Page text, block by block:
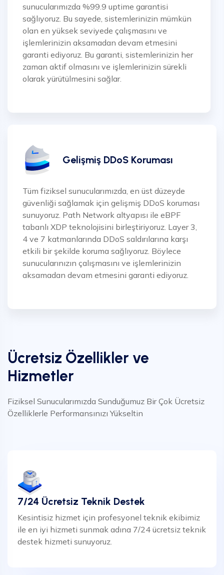
sunucularımızda %99.9 uptime garantisi
sağlıyoruz. Bu sayede, sistemlerinizin mümkün
olan en yüksek seviyede çalışmasını ve
işlemlerinizin aksamadan devam etmesini
garanti ediyoruz. Bu garanti, sistemlerinizin her
zaman aktif olmasını ve işlemlerinizin sürekli
olarak yürütülmesini sağlar.
Gelişmiş DDoS Koruması
Tüm fiziksel sunucularımızda, en üst düzeyde
güvenliği sağlamak için gelişmiş DDoS koruması
sunuyoruz. Path Network altyapısı ile eBPF
tabanlı XDP teknolojisini birleştiriyoruz. Layer 3,
4 ve 7 katmanlarında DDoS saldırılarına karşı
etkili bir şekilde koruma sağlıyoruz. Böylece
sunucularınızın çalışmasını ve işlemlerinizin
aksamadan devam etmesini garanti ediyoruz.
Ücretsiz Özellikler ve
Hizmetler
Fiziksel Sunucularımızda Sunduğumuz Bir Çok Ücretsiz
Özelliklerle Performansınızı Yükseltin
7/24 Ücretsiz Teknik Destek
Kesintisiz hizmet için profesyonel teknik ekibimiz
ile en iyi hizmeti sunmak adına 7/24 ücretsiz teknik
destek hizmeti sunuyoruz.